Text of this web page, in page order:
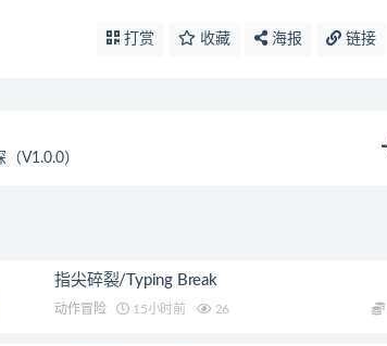
打赏 收藏 海报 链接
V1.0.0）
指尖碎裂/Typing Break
动作冒险 15小时前 26